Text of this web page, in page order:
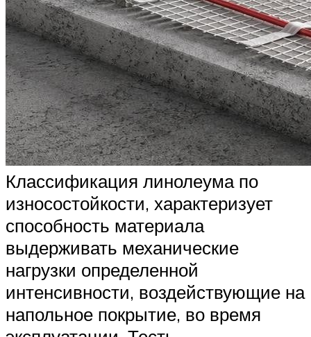
Классификация линолеума по
износостойкости, характеризует
способность материала
выдерживать механические
нагрузки определенной
интенсивности, воздействующие на
напольное покрытие, во время